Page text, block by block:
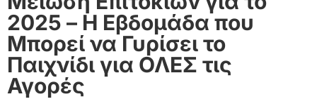
2025 – Η Εβδομάδα που
Μπορεί να Γυρίσει το
Παιχνίδι για ΟΛΕΣ τις
Αγορές